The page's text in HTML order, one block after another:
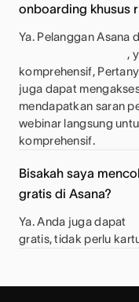
onboarding khusus
Ya. Pelanggan Asana
,
komprehensif,
juga dapat
mendapatkan saran
webinar langsung
komprehensif.
Bisakah saya
gratis di Asana?
Ya. Anda juga dapat
gratis, tidak perlu